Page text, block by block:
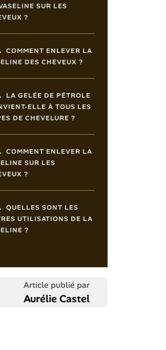
SUR LES
?
COMMENT ENLEVER LA
DES CHEVEUX ?
LA GELÉE DE PÉTROLE
ELLE À TOUS LES
DE CHEVELURE ?
COMMENT ENLEVER LA
SUR LES
?
QUELLES SONT LES
UTILISATIONS DE LA
?
Article publié par
Aurélie Castel